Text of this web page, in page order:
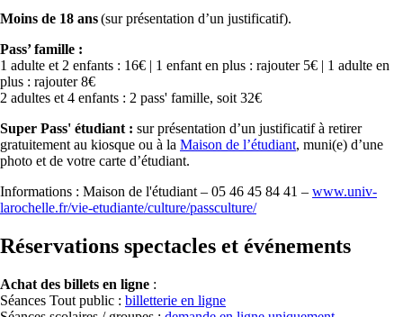
Moins de 18 ans(sur présentation d’un justificatif).
Pass’ famille :
1 adulte et 2 enfants : 16€ | 1 enfant en plus : rajouter 5€ | 1 adulte en
plus : rajouter 8€
2 adultes et 4 enfants : 2 pass' famille, soit 32€
Super Pass' étudiant : sur présentation d’un justificatif à retirer
gratuitement au kiosque ou à la Maison de l’étudiant, muni(e) d’une
photo et de votre carte d’étudiant.
Informations : Maison de l'étudiant – 05 46 45 84 41 – www.univ-
larochelle.fr/vie-etudiante/culture/passculture/
Réservations spectacles et événements
Achat des billets en ligne :
Séances Tout public : billetterie en ligne